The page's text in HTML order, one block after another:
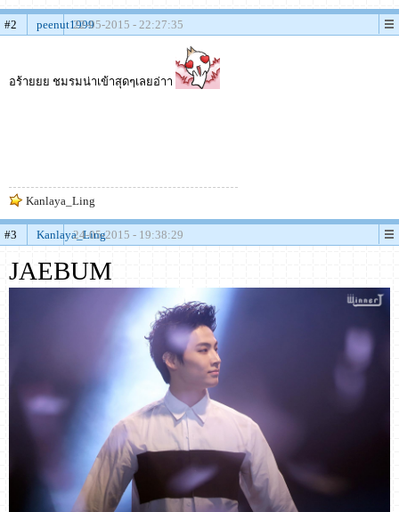
#2 peenut199922-05-2015 - 22:27:35
อร้ายยย ชมรมน่าเข้าสุดๆเลยอ่าา
Kanlaya_Ling
#3 Kanlaya_Ling24-05-2015 - 19:38:29
JAEBUM